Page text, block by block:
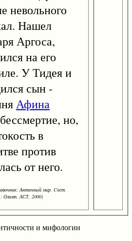
невольного
Нашел
Аргоса,
на его
У Тидея и
сын -
Афина
но,
в
против
от него.
Античный мир. Cост.
АСТ, 2000)
и мифологии